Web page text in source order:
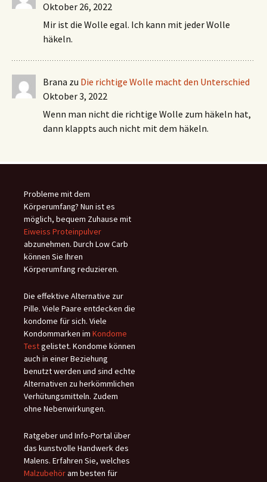
Oktober 26, 2022
Mir ist die Wolle egal. Ich kann mit jeder Wolle
häkeln.
Brana zu Die richtige Wolle macht den Unterschied
Oktober 3, 2022
Wenn man nicht die richtige Wolle zum häkeln hat,
dann klappts auch nicht mit dem häkeln.
Probleme mit dem
Körperumfang? Nun ist es
möglich, bequem Zuhause mit
Eiweiss Proteinpulver
abzunehmen. Durch Low Carb
können Sie Ihren
Körperumfang reduzieren.
Die effektive Alternative zur
Pille. Viele Paare entdecken die
kondome für sich. Viele
Kondommarken im Kondome
Testgelistet. Kondome können
auch in einer Beziehung
benutzt werden und sind echte
Alternativen zu herkömmlichen
Verhütungsmitteln. Zudem
ohne Nebenwirkungen.
Ratgeber und Info-Portal über
das kunstvolle Handwerk des
Malens. Erfahren Sie, welches
Malzubehöram besten für